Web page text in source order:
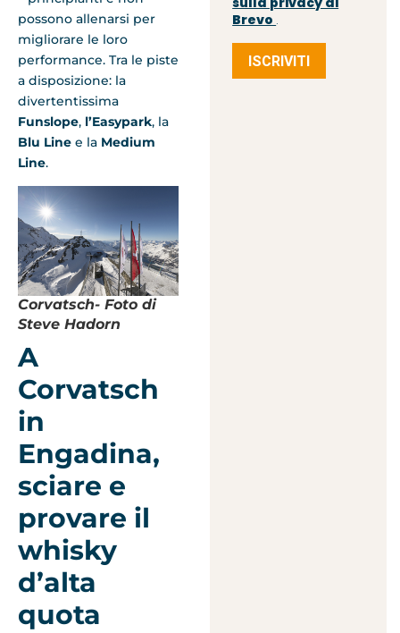
possono allenarsi per
migliorare le loro
performance. Tra le piste
a disposizione: la
divertentissima
Funslope, l’Easypark, la
Blu Line e la Medium
Line.
Corvatsch- Foto di
Steve Hadorn
A
Corvatsch
in
Engadina,
sciare e
provare il
whisky
d’alta
quota
Brevo .
ISCRIVITI